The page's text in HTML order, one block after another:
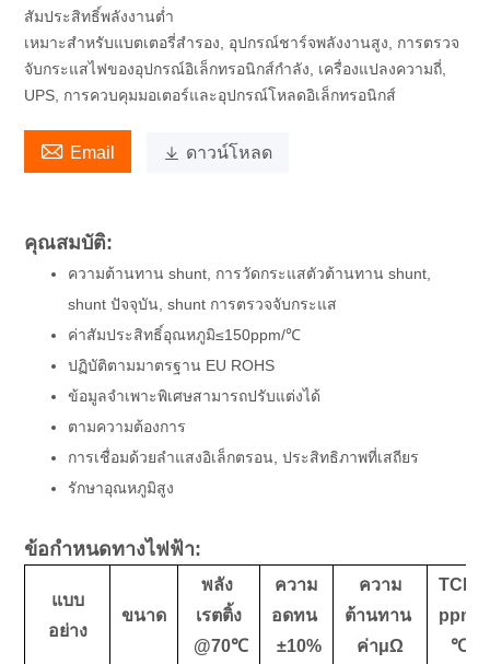
สัมประสิทธิ์พลังงานต่ำ
เหมาะสำหรับแบตเตอรี่สำรอง, อุปกรณ์ชาร์จพลังงานสูง, การตรวจ
จับกระแสไฟของอุปกรณ์อิเล็กทรอนิกส์กำลัง, เครื่องแปลงความถี่,
UPS, การควบคุมมอเตอร์และอุปกรณ์โหลดอิเล็กทรอนิกส์
 Email  ดาวน์โหลด
คุณสมบัติ:
ความต้านทาน shunt, การวัดกระแสตัวต้านทาน shunt,
shunt ปัจจุบัน, shunt การตรวจจับกระแส
ค่าสัมประสิทธิ์อุณหภูมิ≤150ppm/℃
ปฏิบัติตามมาตรฐาน EU ROHS
ข้อมูลจำเพาะพิเศษสามารถปรับแต่งได้
ตามความต้องการ
การเชื่อมด้วยลำแสงอิเล็กตรอน, ประสิทธิภาพที่เสถียร
รักษาอุณหภูมิสูง
ข้อกำหนดทางไฟฟ้า:
แบบ
อย่าง
ขนาด
พลัง
เรตติ้ง
@70℃
ความ
อดทน
±10%
ความ
ต้านทาน
ค่าμΩ
TCR
ppm/
℃